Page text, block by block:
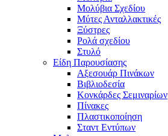
Μολύβια Σχεδίου
Μύτες Ανταλλακτικές
Ξύστρες
Ρολά σχεδίου
Στυλό
Είδη Παρουσίασης
Αξεσουάρ Πινάκων
Βιβλιοδεσία
Κονκάρδες Σεμιναρίων
Πίνακες
Πλαστικοποίηση
Σταντ Εντύπων